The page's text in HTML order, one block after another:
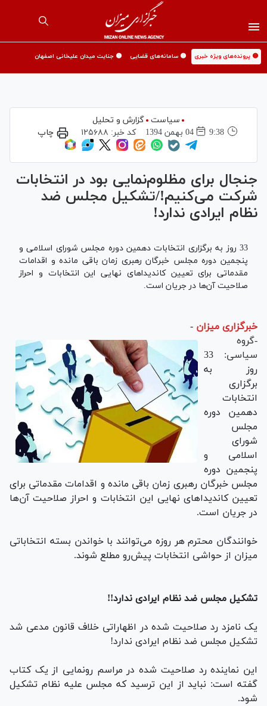
🟡 پرونده‌های ویژه خبری 🟡 سامانه‌های قضایی 🟡 جنایت میدان علیخانی اصفهان
سیاست گزارش و تحلیل
9:38
04 بهمن 1394 کد خبر: ۱۲۵۶۸۸ چاپ
جنجال برای مظلوم‌نمایی بود در انتخابات
شرکت می‌کنیم!/تشکیل مجلس ضد
نظام ایرادی ندارد!
33 روز به برگزاری انتخابات دهمین دوره مجلس شورای اسلامی و
پنجمین دوره مجلس خبرگان رهبری زمان باقی مانده و اقدامات
مقدماتی برای تعیین کاندیداهای نهایی این انتخابات و احراز
صلاحیت‌ آن‌ها در جریان است.
خبرگزاری میزان -
-گروه
سیاسی: 33
روز به
برگزاری
انتخابات
دهمین دوره
مجلس
شورای
اسلامی و
پنجمین دوره
مجلس خبرگان رهبری زمان باقی مانده و اقدامات مقدماتی برای
تعیین کاندیداهای نهایی این انتخابات و احراز صلاحیت‌ آن‌ها
در جریان است.
خوانندگان محترم هر روزه می‌توانند با خواندن بسته انتخاباتی
میزان از حواشی انتخابات پیش‌رو مطلع شوند.
تشکیل مجلس ضد نظام ایرادی ندارد!!
یک نامزد رد صلاحیت شده در اظهاراتی خلاف قانون مدعی شد
تشکیل مجلس ضد نظام ایرادی ندارد!
این نماینده رد صلاحیت شده در مراسم رونمایی از یک کتاب
گفته است: نباید از این ترسید که مجلس علیه نظام تشکیل
شود.